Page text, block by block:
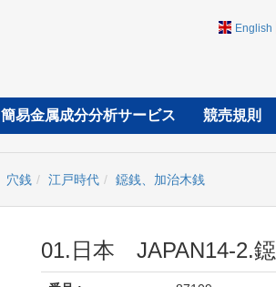
English
簡易金属成分分析サービス 競売規則
穴銭 江戸時代 鐚銭、加治木銭
01.日本 JAPAN14-2.